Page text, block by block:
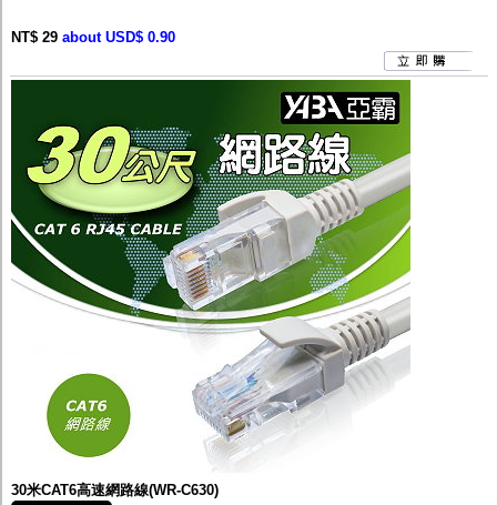
NT$ 29 about USD$ 0.90
30米CAT6高速網路線(WR-C630)